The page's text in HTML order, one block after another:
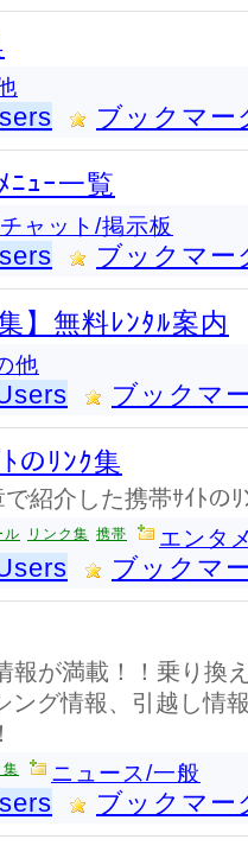
ブックマー
ﾆｭｰ一覧
チャット/掲示板
ブックマー
】無料ﾚﾝﾀﾙ案内
他
ブックマ
のﾘﾝｸ集
紹介した携帯ｻｲﾄのﾘ
ル リンク集 携帯 エンタ
ブックマ
報が満載！！乗り換
ング情報、引越し情
集 ニュース/一般
ブックマー